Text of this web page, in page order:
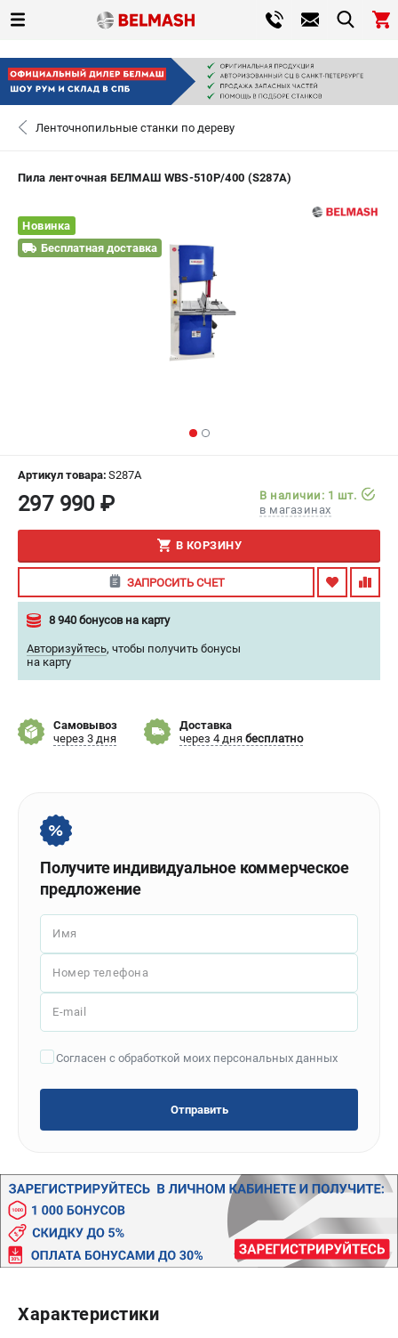
СЕРВИС
ВХОД ИЛИ РЕГИСТРАЦИЯ
САНКТ-ПЕТЕРБУРГ
0
Сервисный центр
Гарантия
Правила обмена и возврата
ИНФОРМАЦИЯ
Контакты
Способы оплаты
Политика обработки персональных данных
Новости
Как нас найти
Пользовательское соглашение
СТАНОЧНОЕ ОБОРУДОВАНИЕ
Комбинированные станки
Ленточнопильные станки
Стружкоотсосы
Фуговальные станки
Шлифовальные станки
ДОПОЛНИТЕЛЬНОЕ ОБОРУДОВАНИЕ
Валы строгальные
Патроны и переходники
Подставки для станков
Рольганги-роликовые опоры
Ленточнопильные станки по дереву
Пила ленточная БЕЛМАШ WBS-510P/400 (S287A)
Новинка
Бесплатная доставка
Артикул товара: S287A
297 990 ₽
В наличии: 1 шт.
в магазинах
В КОРЗИНУ
ЗАПРОСИТЬ СЧЕТ
8 940 бонусов на карту
Авторизуйтесь, чтобы получить бонусы
на карту
Самовывоз
через 3 дня
Доставка
через 4 дня бесплатно
Получите индивидуальное коммерческое
предложение
Имя
Номер телефона
E-mail
Согласен с обработкой моих персональных данных
Отправить
Характеристики